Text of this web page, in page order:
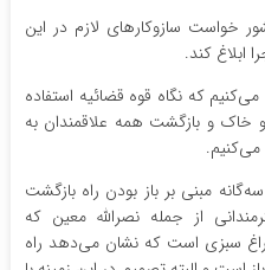
خواست سازوکارهای لازم در این
ابلاغ کند.
که نگاه قوه قضائیه استفاده
خاک و بازگشت همه علاقمندان به
مبنی بر باز بودن راه بازگشت
از جمله نصرالله معین که
سبزی است که نشان می‌دهد راه